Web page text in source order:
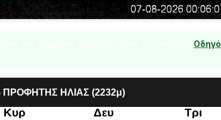
Οδηγό
ΗΛΙΑΣ (2232μ)